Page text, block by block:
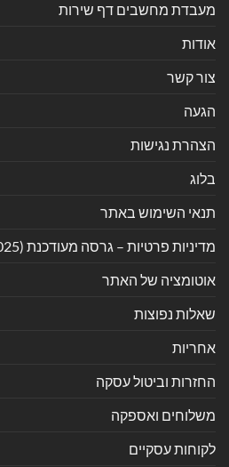
מעבדת מחשבים דף שירות
אודות
צור קשר
הגעה
הצהרת נגישות
בלוג
תנאי השימוש באתר
מדיניות פרטיות – גרסה מעודכנת (2025)
אוטומציה של האתר
שאלות נפוצות
אחריות
החזרות וביטול עסקה
משלוחים ואספקה
לקוחות עסקיים